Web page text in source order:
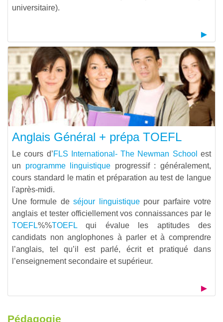
universitaire).
Anglais Général + prépa TOEFL
Le cours d’FLS International- The Newman School est
un programme linguistique progressif : généralement,
cours standard le matin et préparation au test de langue
l'après-midi.
Une formule deséjour linguistiquepour parfaire votre
anglais et tester officiellement vos connaissances par le
TOEFL%%TOEFL qui évalue les aptitudes des
candidats non anglophones à parler et à comprendre
l’anglais, tel qu’il est parlé, écrit et pratiqué dans
l’enseignement secondaire et supérieur.
Pédagogie